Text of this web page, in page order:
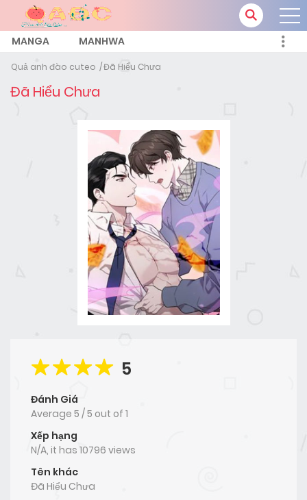
MANGA MANHWA
Quả anh đào cuteo Đã Hiểu Chưa
Đã Hiểu Chưa
5
Đánh Giá
Average 5 /5 out of 1
Xếp hạng
N/A, it has 10796 views
Tên khác
Đã Hiểu Chưa